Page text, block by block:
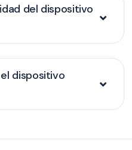
del dispositivo
dispositivo